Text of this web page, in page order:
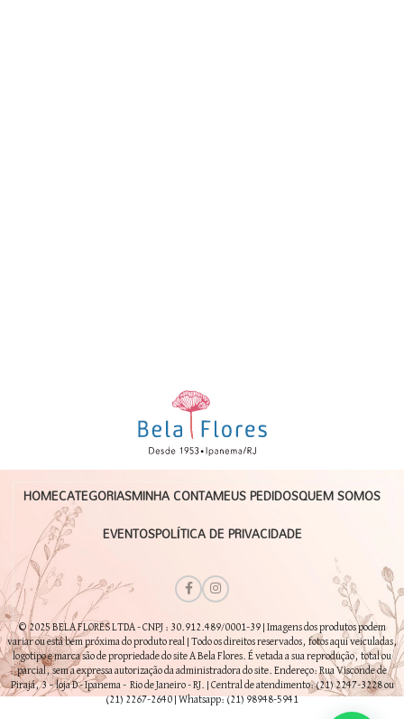
HOMECATEGORIASMINHA CONTAMEUS PEDIDOSQUEM SOMOS
EVENTOSPOLÍTICA DE PRIVACIDADE
© 2025 BELA FLORES LTDA - CNPJ : 30.912.489/0001-39 | Imagens dos produtos podem
variar ou está bem próxima do produto real | Todo os direitos reservados, fotos aqui veiculadas,
logotipo e marca são de propriedade do site A Bela Flores. É vetada a sua reprodução, total ou
parcial, sem a expressa autorização da administradora do site. Endereço: Rua Visconde de
Pirajá, 3 – loja D - Ipanema - Rio de Janeiro - RJ. | Central de atendimento: (21) 2247-3228 ou
(21) 2267-2640 | Whatsapp: (21) 98948-5941